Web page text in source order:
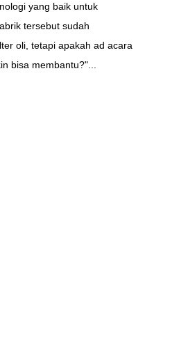
yang baik untuk
tersebut sudah
oli, tetapi apakah ad acara
bisa membantu?"...